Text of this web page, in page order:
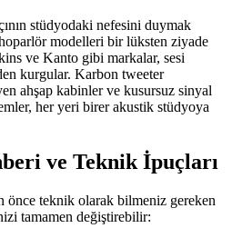
stüdyodaki nefesini duymak
modelleri bir lüksten ziyade
ve Kanto gibi markalar, sesi
kurgular. Karbon tweeter
ahşap kabinler ve kusursuz sinyal
her yeri birer akustik stüdyoya
ve Teknik İpuçları
önce teknik olarak bilmeniz gereken
tamamen değiştirebilir: